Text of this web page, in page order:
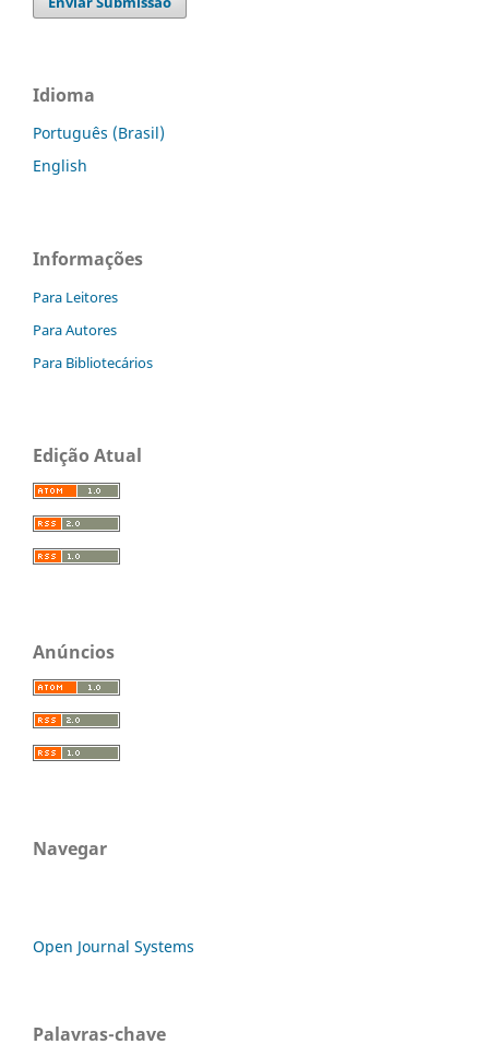
Idioma
Português (Brasil)
English
Informações
Para Leitores
Para Autores
Para Bibliotecários
Edição Atual
Anúncios
Navegar
Open Journal Systems
Palavras-chave